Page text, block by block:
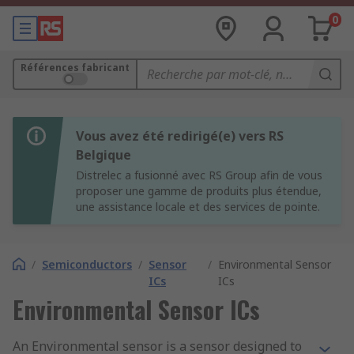
0
Références fabricant
Vous avez été redirigé(e) vers RS
Belgique
Distrelec a fusionné avec RS Group afin de vous
proposer une gamme de produits plus étendue,
une assistance locale et des services de pointe.
/ Semiconductors / Sensor
ICs
/ Environmental Sensor
ICs
Environmental Sensor ICs
An Environmental sensor is a sensor designed to